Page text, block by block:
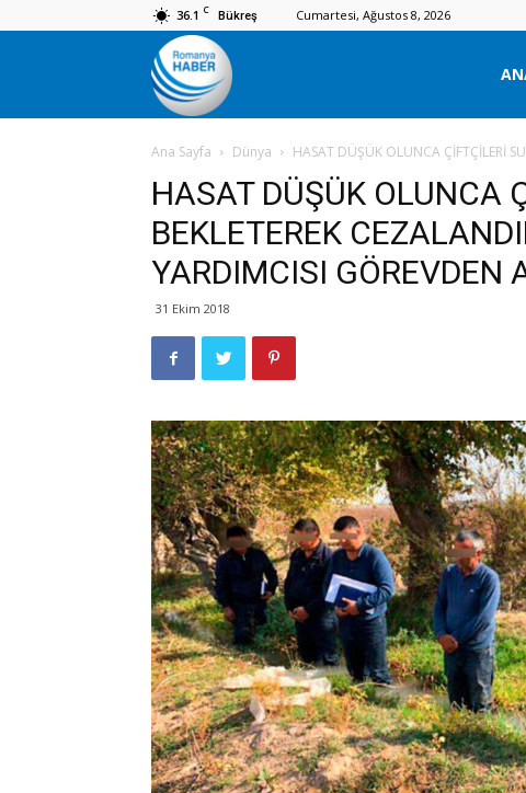
36.1 C Bükreş Cumartesi, Ağustos 8, 2026
Romanya
Haber
Ana Sayfa Dünya HASAT DÜŞÜK OLUNCA ÇİFTÇİLERİ
HASAT DÜŞÜK OLUNCA
BEKLETEREK
YARDIMCISI GÖREVDEN
31 Ekim 2018